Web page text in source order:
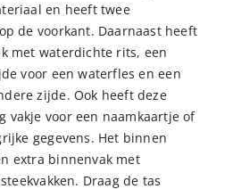
en heeft twee
de voorkant. Daarnaast heeft
met waterdichte rits, een
voor een waterfles en een
zijde. Ook heeft deze
vakje voor een naamkaartje of
gegevens. Het binnen
extra binnenvak met
Draag de tas